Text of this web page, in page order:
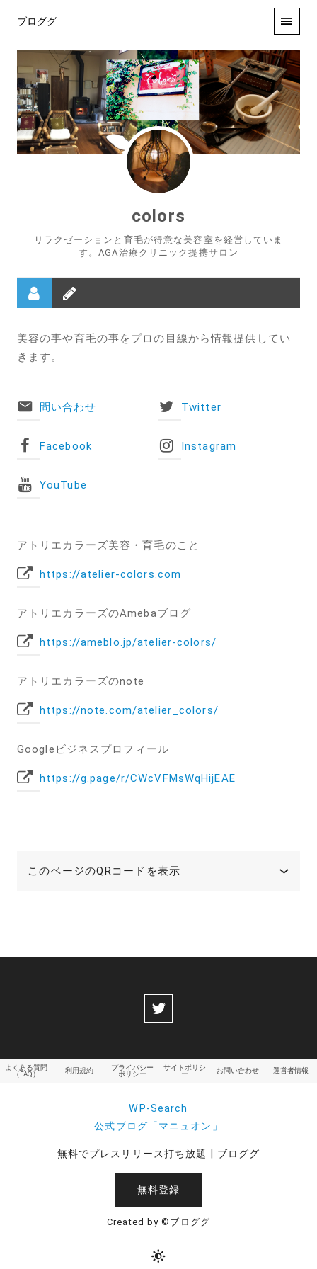
ブロググ
colors
リラクゼーションと育毛が得意な美容室を経営していま
す。AGA治療クリニック提携サロン
美容の事や育毛の事をプロの目線から情報提供してい
きます。
問い合わせ Twitter
Facebook Instagram
YouTube
アトリエカラーズ美容・育毛のこと
https://atelier-colors.com
アトリエカラーズのAmebaブログ
https://ameblo.jp/atelier-colors/
アトリエカラーズのnote
https://note.com/atelier_colors/
Googleビジネスプロフィール
https://g.page/r/CWcVFMsWqHijEAE
このページのQRコードを表示
よくある質問
（FAQ）
利用規約
プライバシー
ポリシー
サイトポリシ
ー
お問い合わせ 運営者情報
WP-Search
公式ブログ「マニュオン」
無料でプレスリリース打ち放題 | ブロググ
無料登録
Created by ©ブロググ